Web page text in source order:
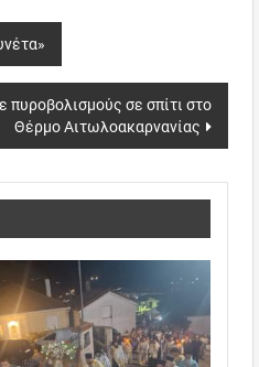
πυροβολισμούς σε σπίτι στο
Θέρμο Αιτωλοακαρνανίας